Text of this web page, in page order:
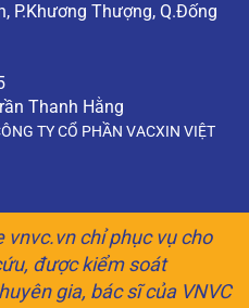
P.Khương Thượng, Q.Đống
Thanh Hằng
TY CỔ PHẦN VACXIN VIỆT
chỉ phục vụ cho
được kiểm soát
gia, bác sĩ của VNVC